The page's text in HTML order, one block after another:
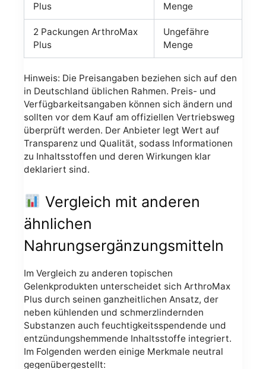
Plus
Menge
2 Packungen ArthroMax
Plus
Ungefähre
Menge
Hinweis: Die Preisangaben beziehen sich auf den
in Deutschland üblichen Rahmen. Preis- und
Verfügbarkeitsangaben können sich ändern und
sollten vor dem Kauf am offiziellen Vertriebsweg
überprüft werden. Der Anbieter legt Wert auf
Transparenz und Qualität, sodass Informationen
zu Inhaltsstoffen und deren Wirkungen klar
deklariert sind.
Vergleich mit anderen
ähnlichen
Nahrungsergänzungsmitteln
Im Vergleich zu anderen topischen
Gelenkprodukten unterscheidet sich ArthroMax
Plus durch seinen ganzheitlichen Ansatz, der
neben kühlenden und schmerzlindernden
Substanzen auch feuchtigkeitsspendende und
entzündungshemmende Inhaltsstoffe integriert.
Im Folgenden werden einige Merkmale neutral
gegenübergestellt: